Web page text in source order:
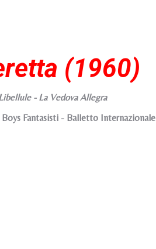
(1960)
- La Vedova Allegra
Fantasisti - Balletto Internazionale